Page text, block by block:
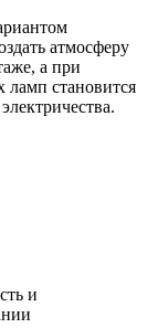
атмосферу
а при
ламп становится
и